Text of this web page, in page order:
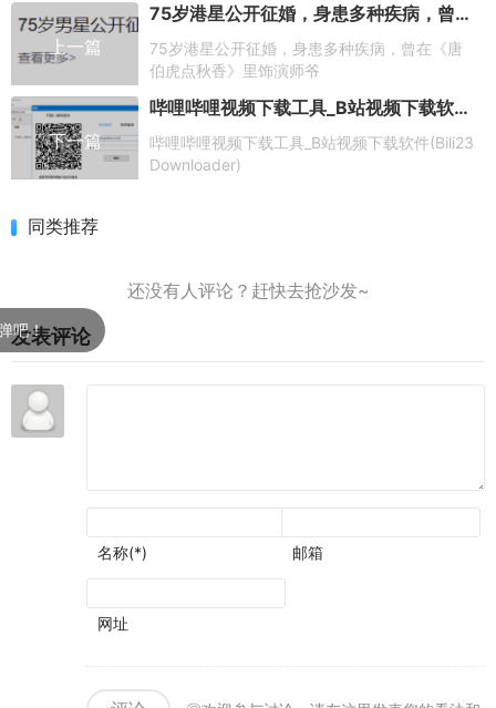
上一篇
75岁港星公开征婚，身患多种疾病，曾在《唐伯虎点秋香》里饰演师爷
75岁港星公开征婚，身患多种疾病，曾在《唐
伯虎点秋香》里饰演师爷
下一篇
哔哩哔哩视频下载工具_B站视频下载软件(Bili23 Downloader)
哔哩哔哩视频下载工具_B站视频下载软件(Bili23
Downloader)
同类推荐
发表评论
名称(*) 邮箱
网址